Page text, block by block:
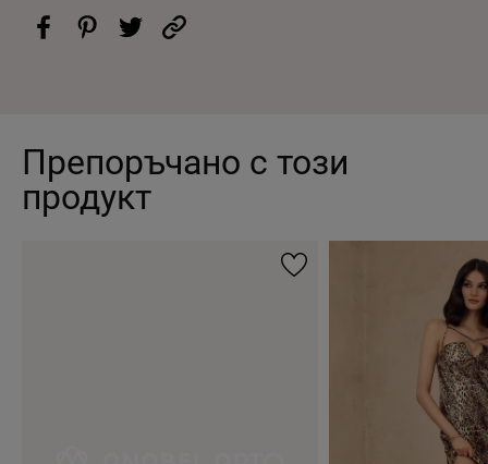
Препоръчано с този
продукт